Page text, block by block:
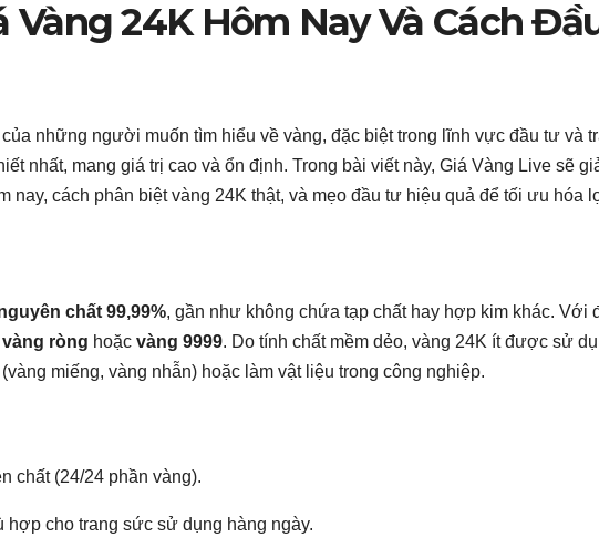
Vàng 24K Hôm Nay Và Cách
những người muốn tìm hiểu về vàng, đặc biệt trong lĩnh vực đầu tư và
nhất, mang giá trị cao và ổn định. Trong bài viết này, Giá Vàng Live sẽ
nay, cách phân biệt vàng 24K thật, và mẹo đầu tư hiệu quả để tối ưu hóa
chất 99,99%, gần như không chứa tạp chất hay hợp kim khác. Với
vàng ròng hoặc vàng 9999. Do tính chất mềm dẻo, vàng 24K ít được sử
miếng, vàng nhẫn) hoặc làm vật liệu trong công nghiệp.
chất (24/24 phần vàng).
hợp cho trang sức sử dụng hàng ngày.